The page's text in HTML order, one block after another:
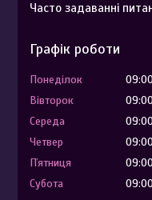
Часто задаванні
Графік роботи
Понеділок 09:00
Вівторок
09:00
Середа
09:00
Четвер
09:00
Пʼятниця
09:00
Субота
09:00